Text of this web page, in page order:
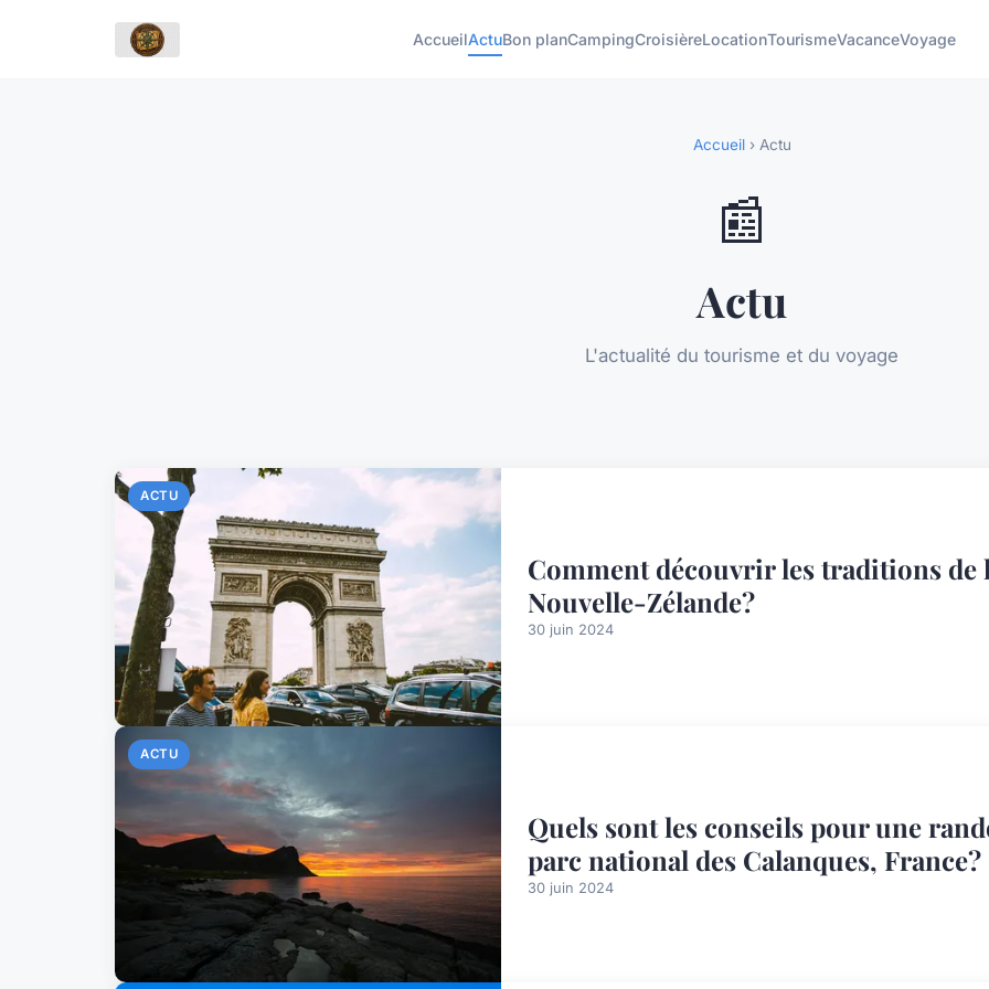
AccueilActuBon planCampingCroisièreLocationTourismeVacanceVoyage
Accueil› Actu
📰
Actu
L'actualité du tourisme et du voyage
ACTU
Comment découvrir les traditions de
Nouvelle-Zélande?
30 juin 2024
ACTU
Quels sont les conseils pour une
parc national des Calanques, France?
30 juin 2024